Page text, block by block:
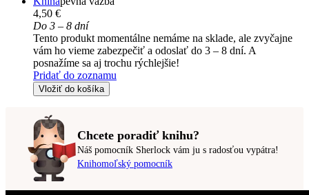
4,50 €
Do 3 – 8 dní
Tento produkt momentálne nemáme na sklade, ale zvyčajne
vám ho vieme zabezpečiť a odoslať do 3 – 8 dní. A
posnažíme sa aj trochu rýchlejšie!
Pridať do zoznamu
Vložiť do košíka
Chcete poradiť knihu?
Náš pomocník Sherlock vám ju s radosťou vypátra!
Knihomoľský pomocník